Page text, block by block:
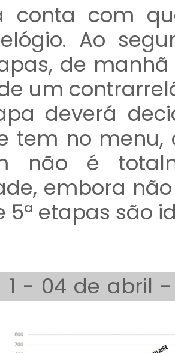
conta com
Ao
de manhã
um
deverá
tem no menu,
não é
embora
5ª etapas são
- 04 de abril -